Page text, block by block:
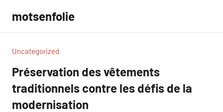
contenu
motsenfolie
Uncategorized
Préservation des vêtements
traditionnels contre les défis de la
modernisation